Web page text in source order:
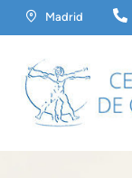
Madrid